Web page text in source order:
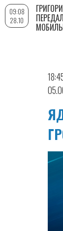
09:08
28.10